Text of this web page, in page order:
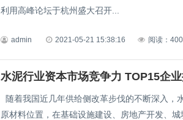
利用高峰论坛于杭州盛大召开...
admin 2021-05-21 15:38:16 阅读：
水泥行业资本市场竞争力 TOP15企
随着我国近几年供给侧改革步伐的不断深入，
原材料位置，在基础设施建设、房地产开发、